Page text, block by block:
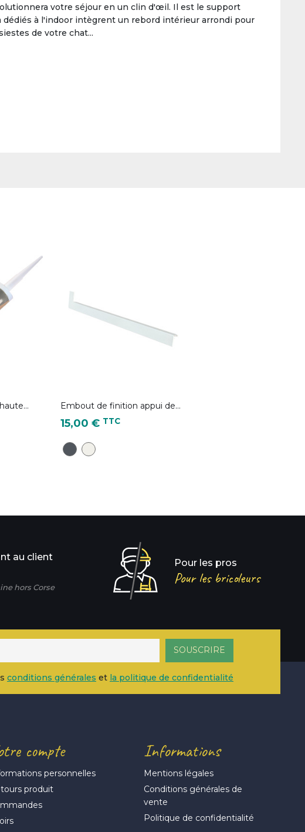
votre séjour en un clin d'œil. Il est le support
à l'indoor intègrent un rebord intérieur arrondi pour
de votre chat...
Embout de finition appui de...
Prix
15,00 € TTC
Gris Anthracite - RAL 7016
Blanc signalisation - RAL 9016
au client
hors Corse
Pour les pros
Pour les bricoleurs
conditions générales et la politique de confidentialité
compte
personnelles
produit
Informations
Mentions légales
Conditions générales de
vente
Politique de confidentialité